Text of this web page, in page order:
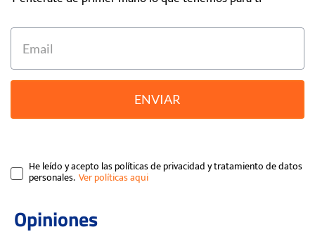
ENVIAR
He leído y acepto las políticas de privacidad y tratamiento de datos
personales.